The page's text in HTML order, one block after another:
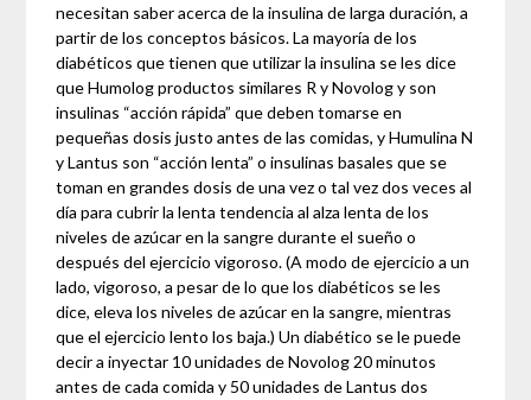
necesitan saber acerca de la insulina de larga duración, a
partir de los conceptos básicos. La mayoría de los
diabéticos que tienen que utilizar la insulina se les dice
que Humolog productos similares R y Novolog y son
insulinas “acción rápida” que deben tomarse en
pequeñas dosis justo antes de las comidas, y Humulina N
y Lantus son “acción lenta” o insulinas basales que se
toman en grandes dosis de una vez o tal vez dos veces al
día para cubrir la lenta tendencia al alza lenta de los
niveles de azúcar en la sangre durante el sueño o
después del ejercicio vigoroso. (A modo de ejercicio a un
lado, vigoroso, a pesar de lo que los diabéticos se les
dice, eleva los niveles de azúcar en la sangre, mientras
que el ejercicio lento los baja.) Un diabético se le puede
decir a inyectar 10 unidades de Novolog 20 minutos
antes de cada comida y 50 unidades de Lantus dos